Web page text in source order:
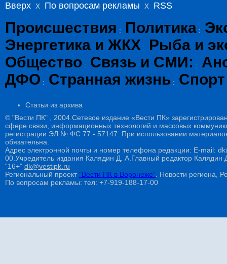
Вверх x По вопросам рекламы x RSS
Происшествия : Политика :
Энергетика и ЖКХ :
Рыба и
Общество : Связь и СМИ: :
ДФО : Странная жизнь : Спорт
Статьи из архива
© "Вести ПК" , 2004.Сетевое издание «Вести ПК»
сфере связи, информационных технологий и массовых
регистрации ЭЛ № ФС 77 - 57147. При использовании
обязательна.
Адрес электронной почты и номер телефона редакции: E-mail:
00.Учредитель издания Калядин Д. А.Главный редактор
“16+” dk@vestipk.ru
Региональный проект"Вести ПК в Воронеже" . Новости региона,
По вопросам рекламы: тел: +7-919-188-17-00